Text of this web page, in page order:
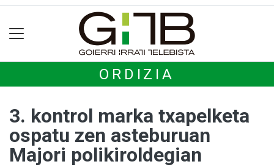
ORDIZIA
3. kontrol marka txapelketa
ospatu zen asteburuan
Majori polikiroldegian